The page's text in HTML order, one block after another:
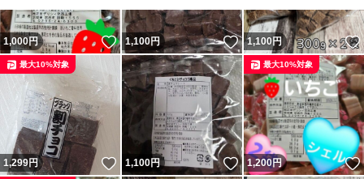
1,000円 いいね！
1,100円 いいね！
1,100円
1,299円 いいね！
最大10%対象
1,100円 いいね！
1,200円
最大10%対象